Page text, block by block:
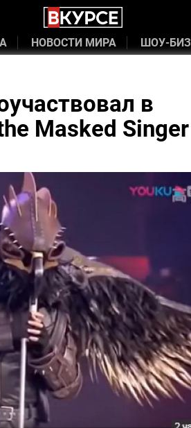
НОВОСТИ МИРА ШОУ-БИЗ
в
Masked Singer